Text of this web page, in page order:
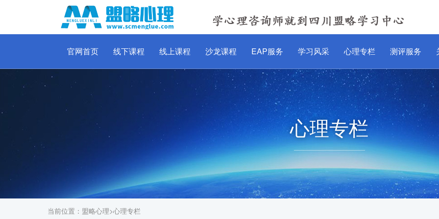
官网首页 线下课程 线上课程 沙龙课程 EAP服务 学习风采 心理专栏 测评服务
心理专栏
当前位置： 盟略心理>心理专栏